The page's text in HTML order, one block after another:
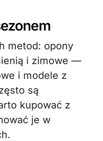
metod: opony
i zimowe —
i modele z
są
kupować z
je w